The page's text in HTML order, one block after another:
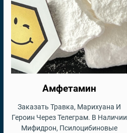
Амфетамин
Заказать Травка, Марихуана И
Героин Через Телеграм. В Наличии
Мифидрон, Псилоцибиновые